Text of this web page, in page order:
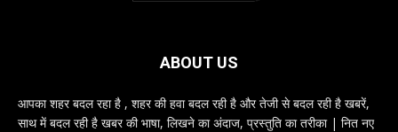
ABOUT US
आपका शहर बदल रहा है , शहर की हवा बदल रही है और तेजी से बदल रही है खबरें,
साथ में बदल रही है खबर की भाषा, लिखने का अंदाज, प्रस्तुति का तरीका | नित नए